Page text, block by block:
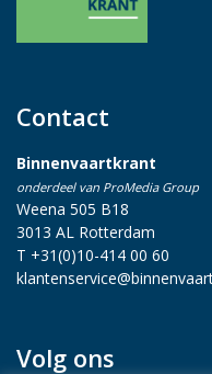
Contact
Binnenvaartkrant
onderdeel van ProMedia Group
Weena 505 B18
3013 AL Rotterdam
T +31(0)10-414 00 60
Volg ons